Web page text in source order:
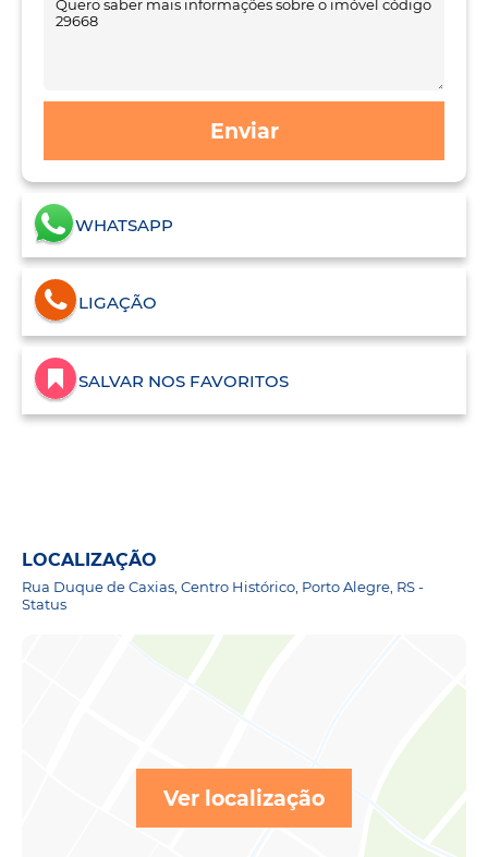
Enviar
WHATSAPP
LIGAÇÃO
SALVAR NOS FAVORITOS
LOCALIZAÇÃO
Rua Duque de Caxias, Centro Histórico, Porto Alegre, RS -
Status
Ver localização